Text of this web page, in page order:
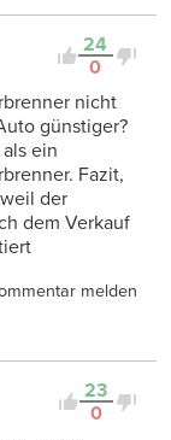
24
0
nicht
günstiger?
ein
Fazit,
der
dem Verkauf
melden
23
0